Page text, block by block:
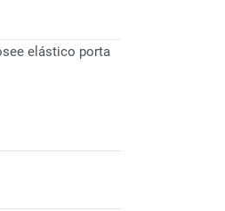
elástico porta